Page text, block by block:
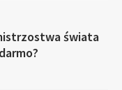
świata